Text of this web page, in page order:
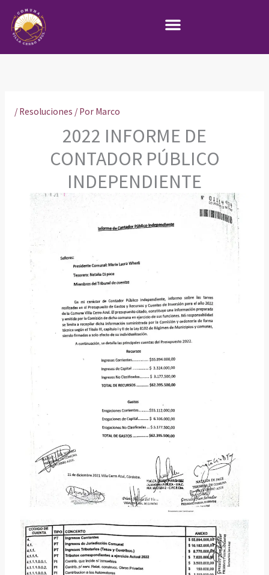
contenido
/ Resoluciones / Por Marco
2022 INFORME DE
CONTADOR PÚBLICO
INDEPENDIENTE